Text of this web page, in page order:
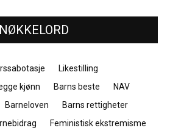
NØKKELORD
Likestilling
kjønn
Barns beste
NAV
Barneloven
Barns rettigheter
Feministisk ekstremisme